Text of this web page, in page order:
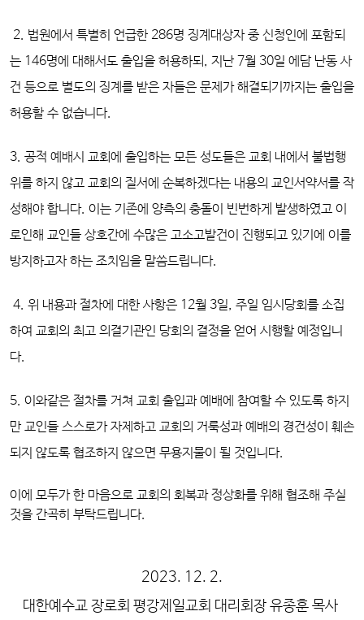
2. 법원에서 특별히 언급한 286명 징계대상자 중 신청인에 포함되
는 146명에 대해서도 출입을 허용하되, 지난 7월 30일 에담 난동 사
건 등으로 별도의 징계를 받은 자들은 문제가 해결되기까지는 출입을
허용할 수 없습니다.
3. 공적 예배시 교회에 출입하는 모든 성도들은 교회 내에서 불법행
위를 하지 않고 교회의 질서에 순복하겠다는 내용의 교인서약서를 작
성해야 합니다. 이는 기존에 양측의 충돌이 빈번하게 발생하였고 이
로인해 교인들 상호간에 수많은 고소고발건이 진행되고 있기에 이를
방지하고자 하는 조치임을 말씀드립니다.
4. 위 내용과 절차에 대한 사항은 12월 3일, 주일 임시당회를 소집
하여 교회의 최고 의결기관인 당회의 결정을 얻어 시행할 예정입니
다.
5. 이와같은 절차를 거쳐 교회 출입과 예배에 참여할 수 있도록 하지
만 교인들 스스로가 자제하고 교회의 거룩성과 예배의 경건성이 훼손
되지 않도록 협조하지 않으면 무용지물이 될 것입니다.
이에 모두가 한 마음으로 교회의 회복과 정상화를 위해 협조해 주실
것을 간곡히 부탁드립니다.
2023. 12. 2.
대한예수교 장로회 평강제일교회 대리회장 유종훈 목사